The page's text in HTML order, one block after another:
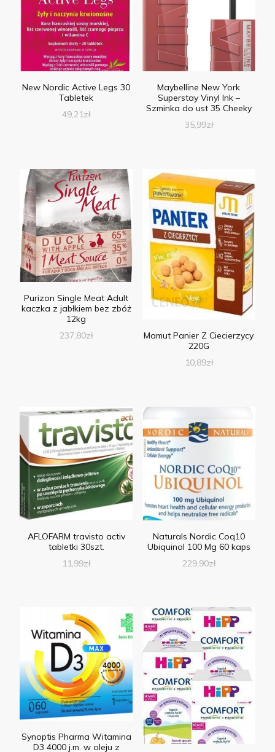
New Nordic Active Legs 30
Tabletek
49,21zł
Maybelline New York
Superstay Vinyl Ink –
Szminka do ust 35 Cheeky
35,99zł
Purizon Single Meat Adult
kaczka z jabłkiem bez zbóż
12kg
237,80zł
Mamut Panier Z Ciecierzycy
220G
10,89zł
AFLOFARM travisto activ
tabletki 30szt.
11,99zł
Naturals Nordic Coq10
Ubiquinol 100 Mg 60 kaps
229,90zł
Synoptis Pharma Witamina
D3 4000 j.m. w oleju z